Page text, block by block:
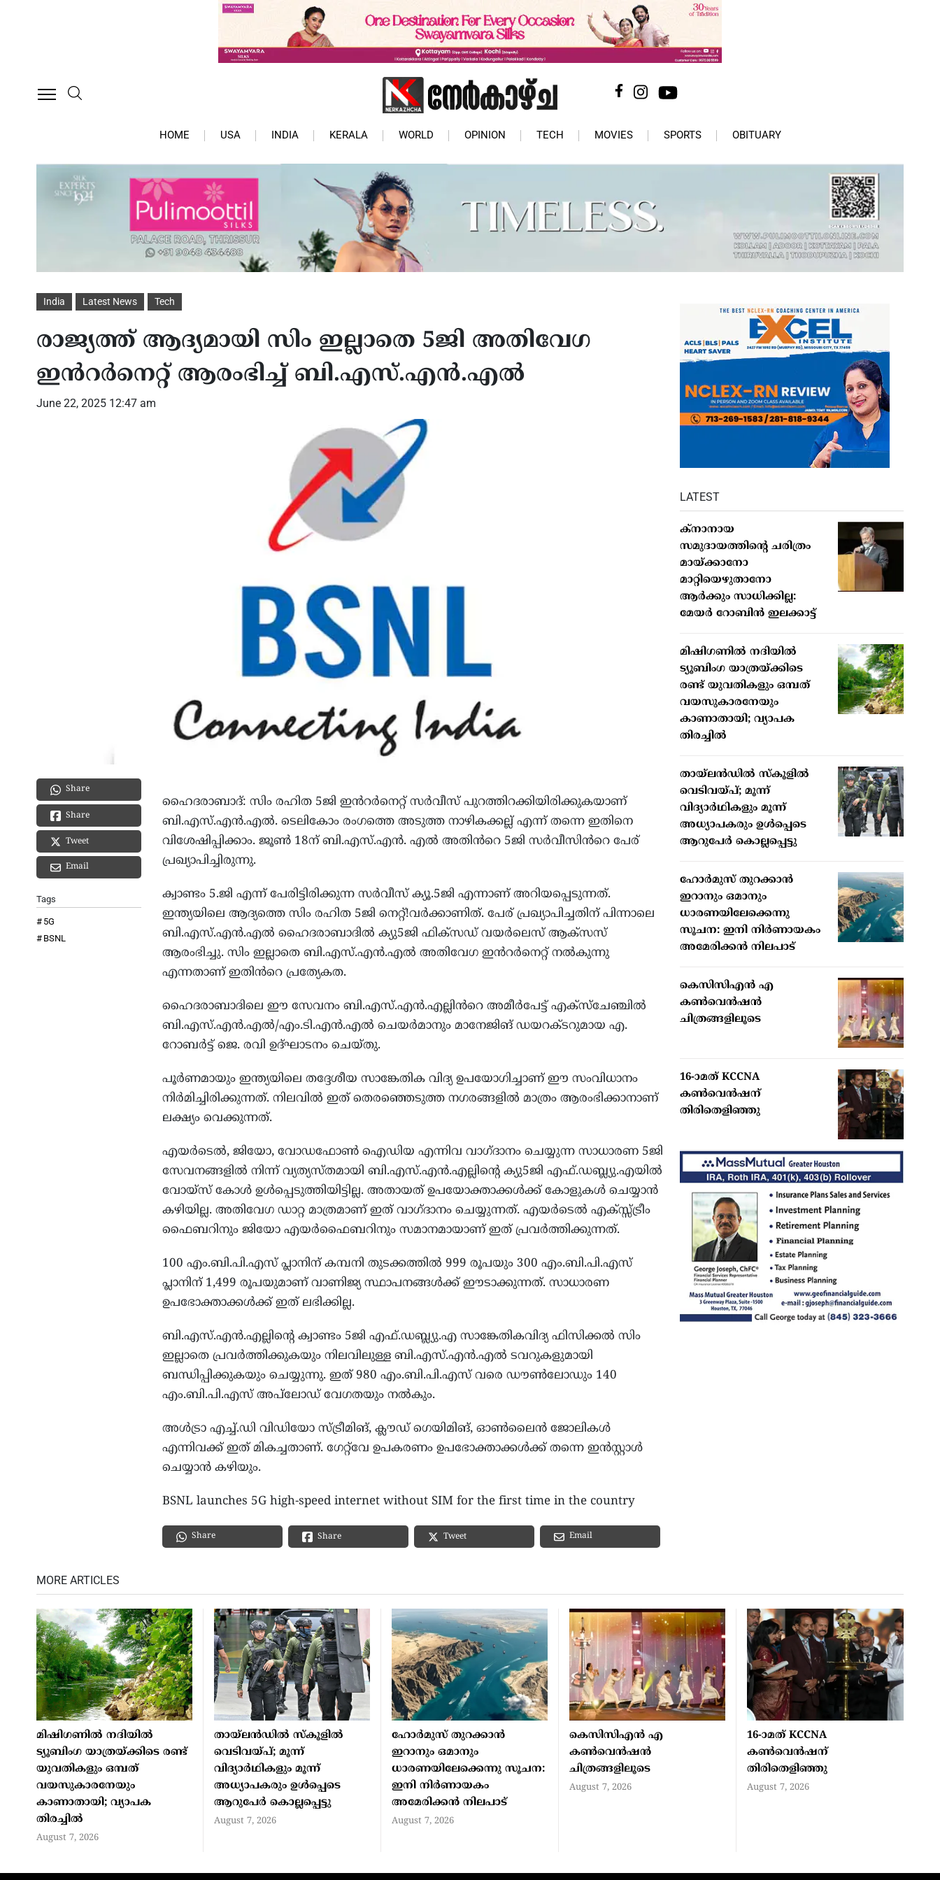
HOME USA INDIA KERALA WORLD OPINION TECH MOVIES SPORTS OBITUARY
India Latest News Tech
രാജ്യത്ത് ആദ്യമായി സിം ഇല്ലാതെ 5ജി അതിവേഗ
ഇൻറർനെറ്റ് ആരംഭിച്ച് ബി.എസ്.എൻ.എൽ
June 22, 2025 12:47 am
Share
Share
Tweet
Email
Tags
5G
BSNL
ഹൈദരാബാദ്‌: സിം രഹിത 5ജി ഇൻറർനെറ്റ് സർവീസ് പുറത്തിറക്കിയിരിക്കുകയാണ്
ബി.എസ്.എൻ.എൽ. ടെലികോം രംഗത്തെ അടുത്ത നാഴികക്കല്ല് എന്ന് തന്നെ ഇതിനെ
വിശേഷിപ്പിക്കാം. ജൂൺ 18ന് ബി.എസ്.എൻ. എൽ അതിൻറെ 5ജി സർവീസിൻറെ പേര്
പ്രഖ്യാപിച്ചിരുന്നു.
ക്വാണ്ടം 5.ജി എന്ന് പേരിട്ടിരിക്കുന്ന സർവീസ് ക്യൂ.5ജി എന്നാണ് അറിയപ്പെടുന്നത്.
ഇന്ത്യയിലെ ആദ്യത്തെ സിം രഹിത 5ജി നെറ്റ്!വർക്കാണിത്. പേര് പ്രഖ്യാപിച്ചതിന് പിന്നാലെ
ബി.എസ്.എൻ.എൽ ഹൈദരാബാദിൽ ക്യു5ജി ഫിക്‌സഡ് വയർലെസ് ആക്‌സസ്
ആരംഭിച്ചു. സിം ഇല്ലാതെ ബി.എസ്.എൻ.എൽ അതിവേഗ ഇൻറർനെറ്റ് നൽകുന്നു
എന്നതാണ് ഇതിൻറെ പ്രത്യേകത.
ഹൈദരാബാദിലെ ഈ സേവനം ബി.എസ്.എൻ.എല്ലിൻറെ അമീർപേട്ട് എക്‌സ്‌ചേഞ്ചിൽ
ബി.എസ്.എൻ.എൽ/എം.ടി.എൻ.എൽ ചെയർമാനും മാനേജിങ് ഡയറക്ടറുമായ എ.
റോബർട്ട് ജെ. രവി ഉദ്ഘാടനം ചെയ്തു.
പൂർണമായും ഇന്ത്യയിലെ തദ്ദേശീയ സാങ്കേതിക വിദ്യ ഉപയോഗിച്ചാണ് ഈ സംവിധാനം
നിർമിച്ചിരിക്കുന്നത്. നിലവിൽ ഇത് തെരഞ്ഞെടുത്ത നഗരങ്ങളിൽ മാത്രം ആരംഭിക്കാനാണ്
ലക്ഷ്യം വെക്കുന്നത്.
എയർടെൽ, ജിയോ, വോഡഫോൺ ഐഡിയ എന്നിവ വാഗ്ദാനം ചെയ്യുന്ന സാധാരണ 5ജി
സേവനങ്ങളിൽ നിന്ന് വ്യത്യസ്തമായി ബി.എസ്.എൻ.എല്ലിന്റെ ക്യു5ജി എഫ്.ഡബ്ല്യു.എയിൽ
വോയ്‌സ് കോൾ ഉൾപ്പെടുത്തിയിട്ടില്ല. അതായത് ഉപയോക്താക്കൾക്ക് കോളുകൾ ചെയ്യാൻ
കഴിയില്ല. അതിവേഗ ഡാറ്റ മാത്രമാണ് ഇത് വാഗ്ദാനം ചെയ്യുന്നത്. എയർടെൽ എക്സ്സ്ട്രീം
ഫൈബറിനും ജിയോ എയർഫൈബറിനും സമാനമായാണ് ഇത് പ്രവർത്തിക്കുന്നത്.
100 എം.ബി.പി.എസ് പ്ലാനിന് കമ്പനി തുടക്കത്തിൽ 999 രൂപയും 300 എം.ബി.പി.എസ്
പ്ലാനിന് 1,499 രൂപയുമാണ് വാണിജ്യ സ്ഥാപനങ്ങൾക്ക് ഈടാക്കുന്നത്. സാധാരണ
ഉപഭോക്താക്കൾക്ക് ഇത് ലഭിക്കില്ല.
ബി.എസ്.എൻ.എല്ലിന്റെ ക്വാണ്ടം 5ജി എഫ്.ഡബ്ല്യു.എ സാങ്കേതികവിദ്യ ഫിസിക്കൽ സിം
ഇല്ലാതെ പ്രവർത്തിക്കുകയും നിലവിലുള്ള ബി.എസ്.എൻ.എൽ ടവറുകളുമായി
ബന്ധിപ്പിക്കുകയും ചെയ്യുന്നു. ഇത് 980 എം.ബി.പി.എസ് വരെ ഡൗൺലോഡും 140
എം.ബി.പി.എസ് അപ്‌ലോഡ് വേഗതയും നൽകും.
അൾട്രാ എച്ച്.ഡി വിഡിയോ സ്ട്രീമിങ്, ക്ലൗഡ് ഗെയിമിങ്, ഓൺലൈൻ ജോലികൾ
എന്നിവക്ക് ഇത് മികച്ചതാണ്. ഗേറ്റ്‌വേ ഉപകരണം ഉപഭോക്താക്കൾക്ക് തന്നെ ഇൻസ്റ്റാൾ
ചെയ്യാൻ കഴിയും.
BSNL launches 5G high-speed internet without SIM for the first time in the country
Share Share Tweet Email
LATEST
ക്നാനായ
സമുദായത്തിന്റെ ചരിത്രം
മായ്ക്കാനോ
മാറ്റിയെഴുതാനോ
ആർക്കും സാധിക്കില്ല:
മേയർ റോബിൻ ഇലക്കാട്ട്
മിഷിഗണില്‍ നദിയില്‍
ട്യൂബിംഗ യാത്രയ്ക്കിടെ
രണ്ട് യുവതികളും ഒമ്പത്
വയസുകാരനേയും
കാണാതായി; വ്യാപക
തിരച്ചില്‍
തായ്ലന്‍ഡില്‍ സ്‌കൂളില്‍
വെടിവയ്പ്; മൂന്ന്
വിദ്യാര്‍ഥികളും മൂന്ന്
അധ്യാപകരും ഉള്‍പ്പെടെ
ആറുപേര്‍ കൊല്ലപ്പെട്ടു
ഹോര്‍മുസ് തുറക്കാന്‍
ഇറാനും ഒമാനും
ധാരണയിലേക്കെന്നു
സൂചന: ഇനി നിര്‍ണായകം
അമേരിക്കന്‍ നിലപാട്
കെസിസിഎൻ എ
കൺവെൻഷൻ
ചിത്രങ്ങളിലൂടെ
16-ാമത് KCCNA
കൺവെൻഷന്
തിരിതെളിഞ്ഞു
MORE ARTICLES
മിഷിഗണില്‍ നദിയില്‍
ട്യൂബിംഗ യാത്രയ്ക്കിടെ രണ്ട്
യുവതികളും ഒമ്പത്
വയസുകാരനേയും
കാണാതായി; വ്യാപക
തിരച്ചില്‍
August 7, 2026
തായ്ലന്‍ഡില്‍ സ്‌കൂളില്‍
വെടിവയ്പ്; മൂന്ന്
വിദ്യാര്‍ഥികളും മൂന്ന്
അധ്യാപകരും ഉള്‍പ്പെടെ
ആറുപേര്‍ കൊല്ലപ്പെട്ടു
August 7, 2026
ഹോര്‍മുസ് തുറക്കാന്‍
ഇറാനും ഒമാനും
ധാരണയിലേക്കെന്നു സൂചന:
ഇനി നിര്‍ണായകം
അമേരിക്കന്‍ നിലപാട്
August 7, 2026
കെസിസിഎൻ എ
കൺവെൻഷൻ
ചിത്രങ്ങളിലൂടെ
August 7, 2026
16-ാമത് KCCNA
കൺവെൻഷന്
തിരിതെളിഞ്ഞു
August 7, 2026